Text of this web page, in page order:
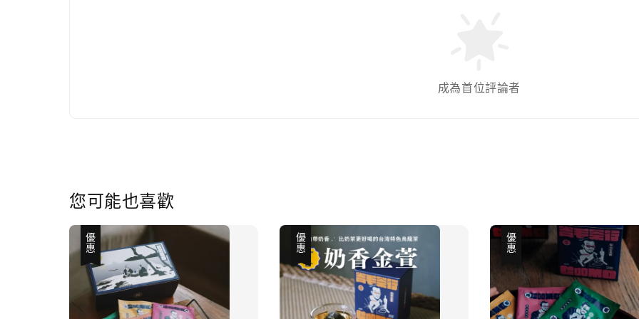
成為首位評論者
您可能也喜歡
優惠 優惠 優惠